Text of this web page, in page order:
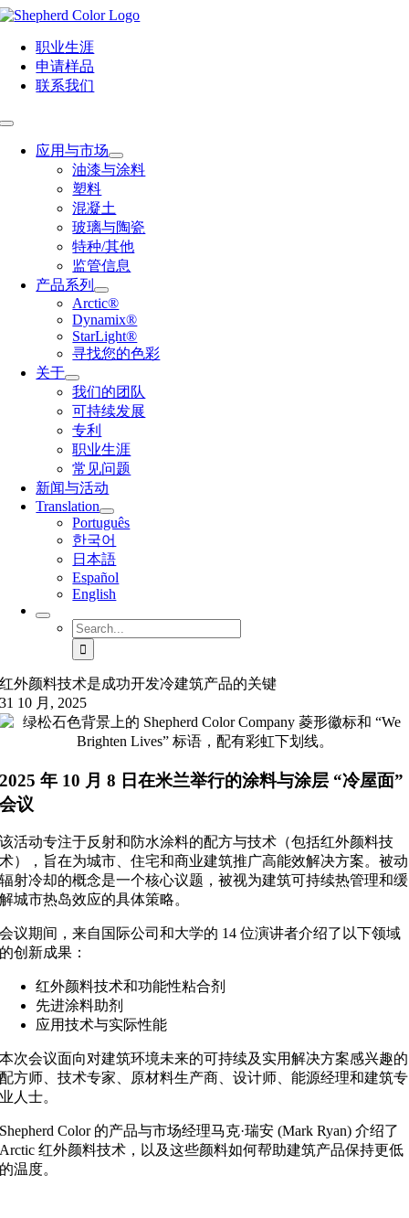
Skip
content职业生涯
申请样品
联系我们
Toggle
Navigation应用与市场
油漆与涂料
塑料
混凝土
玻璃与陶瓷
特种/其他
监管信息
产品系列
Arctic®
Dynamix®
StarLight®
寻找您的色彩
关于
我们的团队
可持续发展
专利
职业生涯
常见问题
新闻与活动
Translation
Português
한국어
日本語
Español
English
Search
for:
红外颜料技术是成功开发冷建筑产品的关键
31 10 月, 2025
2025 年 10 月 8 日在米兰举行的涂料与涂层 “冷屋面”
会议
该活动专注于反射和防水涂料的配方与技术（包括红外颜料技
术），旨在为城市、住宅和商业建筑推广高能效解决方案。被动
辐射冷却的概念是一个核心议题，被视为建筑可持续热管理和缓
解城市热岛效应的具体策略。
会议期间，来自国际公司和大学的 14 位演讲者介绍了以下领域
的创新成果：
红外颜料技术和功能性粘合剂
先进涂料助剂
应用技术与实际性能
本次会议面向对建筑环境未来的可持续及实用解决方案感兴趣的
配方师、技术专家、原材料生产商、设计师、能源经理和建筑专
业人士。
Shepherd Color 的产品与市场经理马克·瑞安 (Mark Ryan) 介绍了
Arctic 红外颜料技术，以及这些颜料如何帮助建筑产品保持更低
的温度。